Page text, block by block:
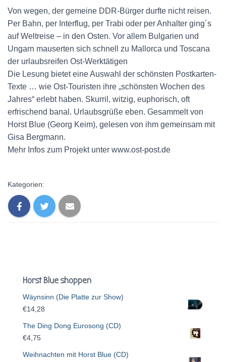
Von wegen, der gemeine DDR-Bürger durfte nicht reisen.
Per Bahn, per Interflug, per Trabi oder per Anhalter ging´s
auf Weltreise – in den Osten. Vor allem Bulgarien und
Ungarn mauserten sich schnell zu Mallorca und Toscana
der urlaubsreifen Ost-Werktätigen
Die Lesung bietet eine Auswahl der schönsten Postkarten-
Texte … wie Ost-Touristen ihre „schönsten Wochen des
Jahres“ erlebt haben. Skurril, witzig, euphorisch, oft
erfrischend banal. Urlaubsgrüße eben. Gesammelt von
Horst Blue (Georg Keim), gelesen von ihm gemeinsam mit
Gisa Bergmann.
Mehr Infos zum Projekt unter www.ost-post.de
Kategorien:
Horst Blue shoppen
Wäynsinn (Die Platte zur Show)
€14,28
The Ding Dong Eurosong (CD)
€4,75
Weihnachten mit Horst Blue (CD)